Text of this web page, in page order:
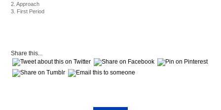
2. Approach
3. First Period
Share this...